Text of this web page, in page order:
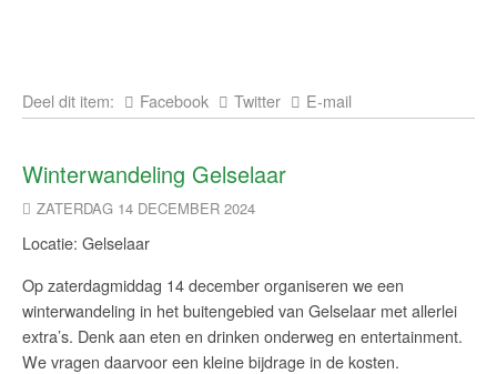
Deel dit item: Facebook Twitter E-mail
Winterwandeling Gelselaar
ZATERDAG 14 DECEMBER 2024
Locatie: Gelselaar
Op zaterdagmiddag 14 december organiseren we een
winterwandeling in het buitengebied van Gelselaar met allerlei
extra’s. Denk aan eten en drinken onderweg en entertainment.
We vragen daarvoor een kleine bijdrage in de kosten.